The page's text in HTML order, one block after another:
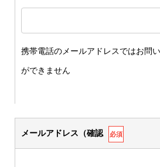
携帯電話のメールアドレスではお問
ができません
メールアドレス（確認 必須